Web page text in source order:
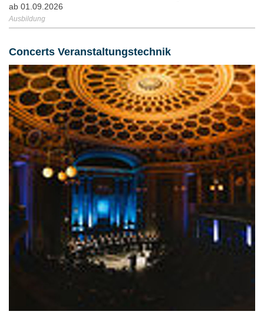
ab 01.09.2026
Ausbildung
Concerts Veranstaltungstechnik